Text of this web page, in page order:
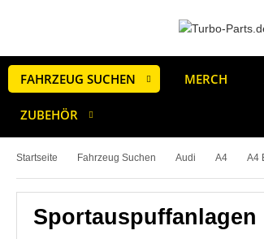
FAHRZEUG SUCHEN MERCH
ZUBEHÖR
Startseite Fahrzeug Suchen Audi A4 A4
Sportauspuffanlagen